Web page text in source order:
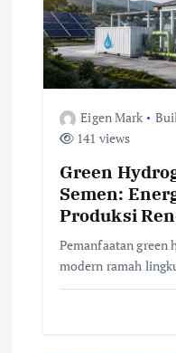
g
a
Eigen Mark
141 views
Green
Semen:
Produksi
Pemanfaatan green
modern ramah